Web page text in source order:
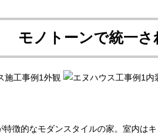
モノトーンで統一さ
特徴的なモダンスタイルの家。室内は